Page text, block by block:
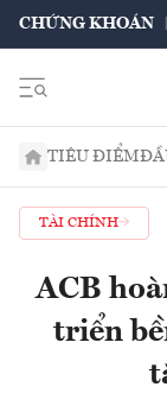
CHỨNG KHOÁN
TIÊU ĐIỂM
TÀI CHÍNH
ACB
triển